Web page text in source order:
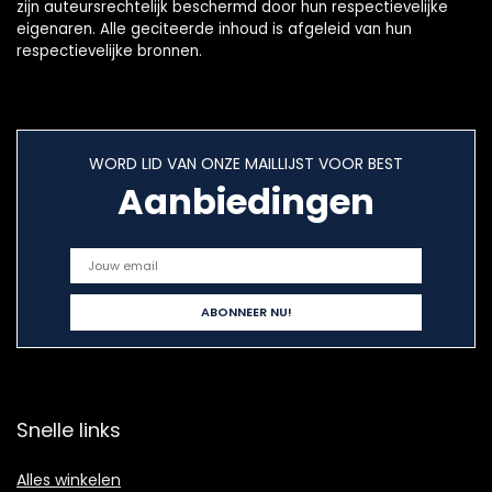
zijn auteursrechtelijk beschermd door hun respectievelijke
eigenaren. Alle geciteerde inhoud is afgeleid van hun
respectievelijke bronnen.
WORD LID VAN ONZE MAILLIJST VOOR BEST
Aanbiedingen
Snelle links
Alles winkelen